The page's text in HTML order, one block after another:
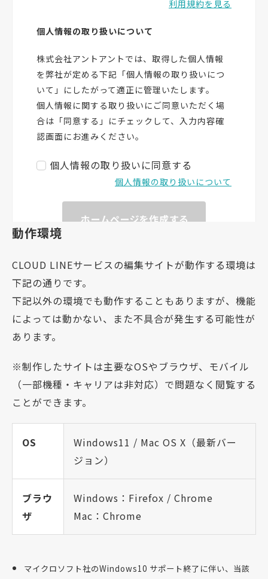
動作環境
CLOUD LINEサービスの編集サイトが動作する環境は
下記の通りです。
下記以外の環境でも動作することもありますが、機能
によっては動かない、また不具合が発生する可能性が
あります。
※制作したサイトは主要なOSやブラウザ、モバイル
（一部機種・キャリアは非対応）で問題なく閲覧する
ことができます。
OS
Windows11 / Mac OS X（最新バー
ジョン）
ブラウ
ザ
Windows：Firefox / Chrome
Mac：Chrome
マイクロソフト社のWindows10 サポート終了に伴い、当該